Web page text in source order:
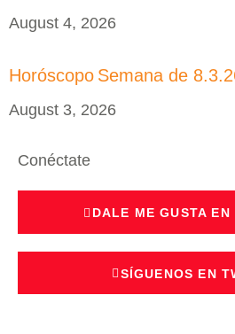
August 4, 2026
Horóscopo Semana de
August 3, 2026
Conéctate
DALE ME GUSTA EN
SÍGUENOS EN